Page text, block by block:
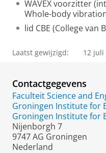
WAVEX voorzitter
Whole-body
lid CBE (College van
Laatst gewijzigd: 12 juli
Contactgegevens
Faculteit Science and
Groningen Institute for
Groningen Institute for
Nijenborgh 7
9747 AG Groningen
Nederland